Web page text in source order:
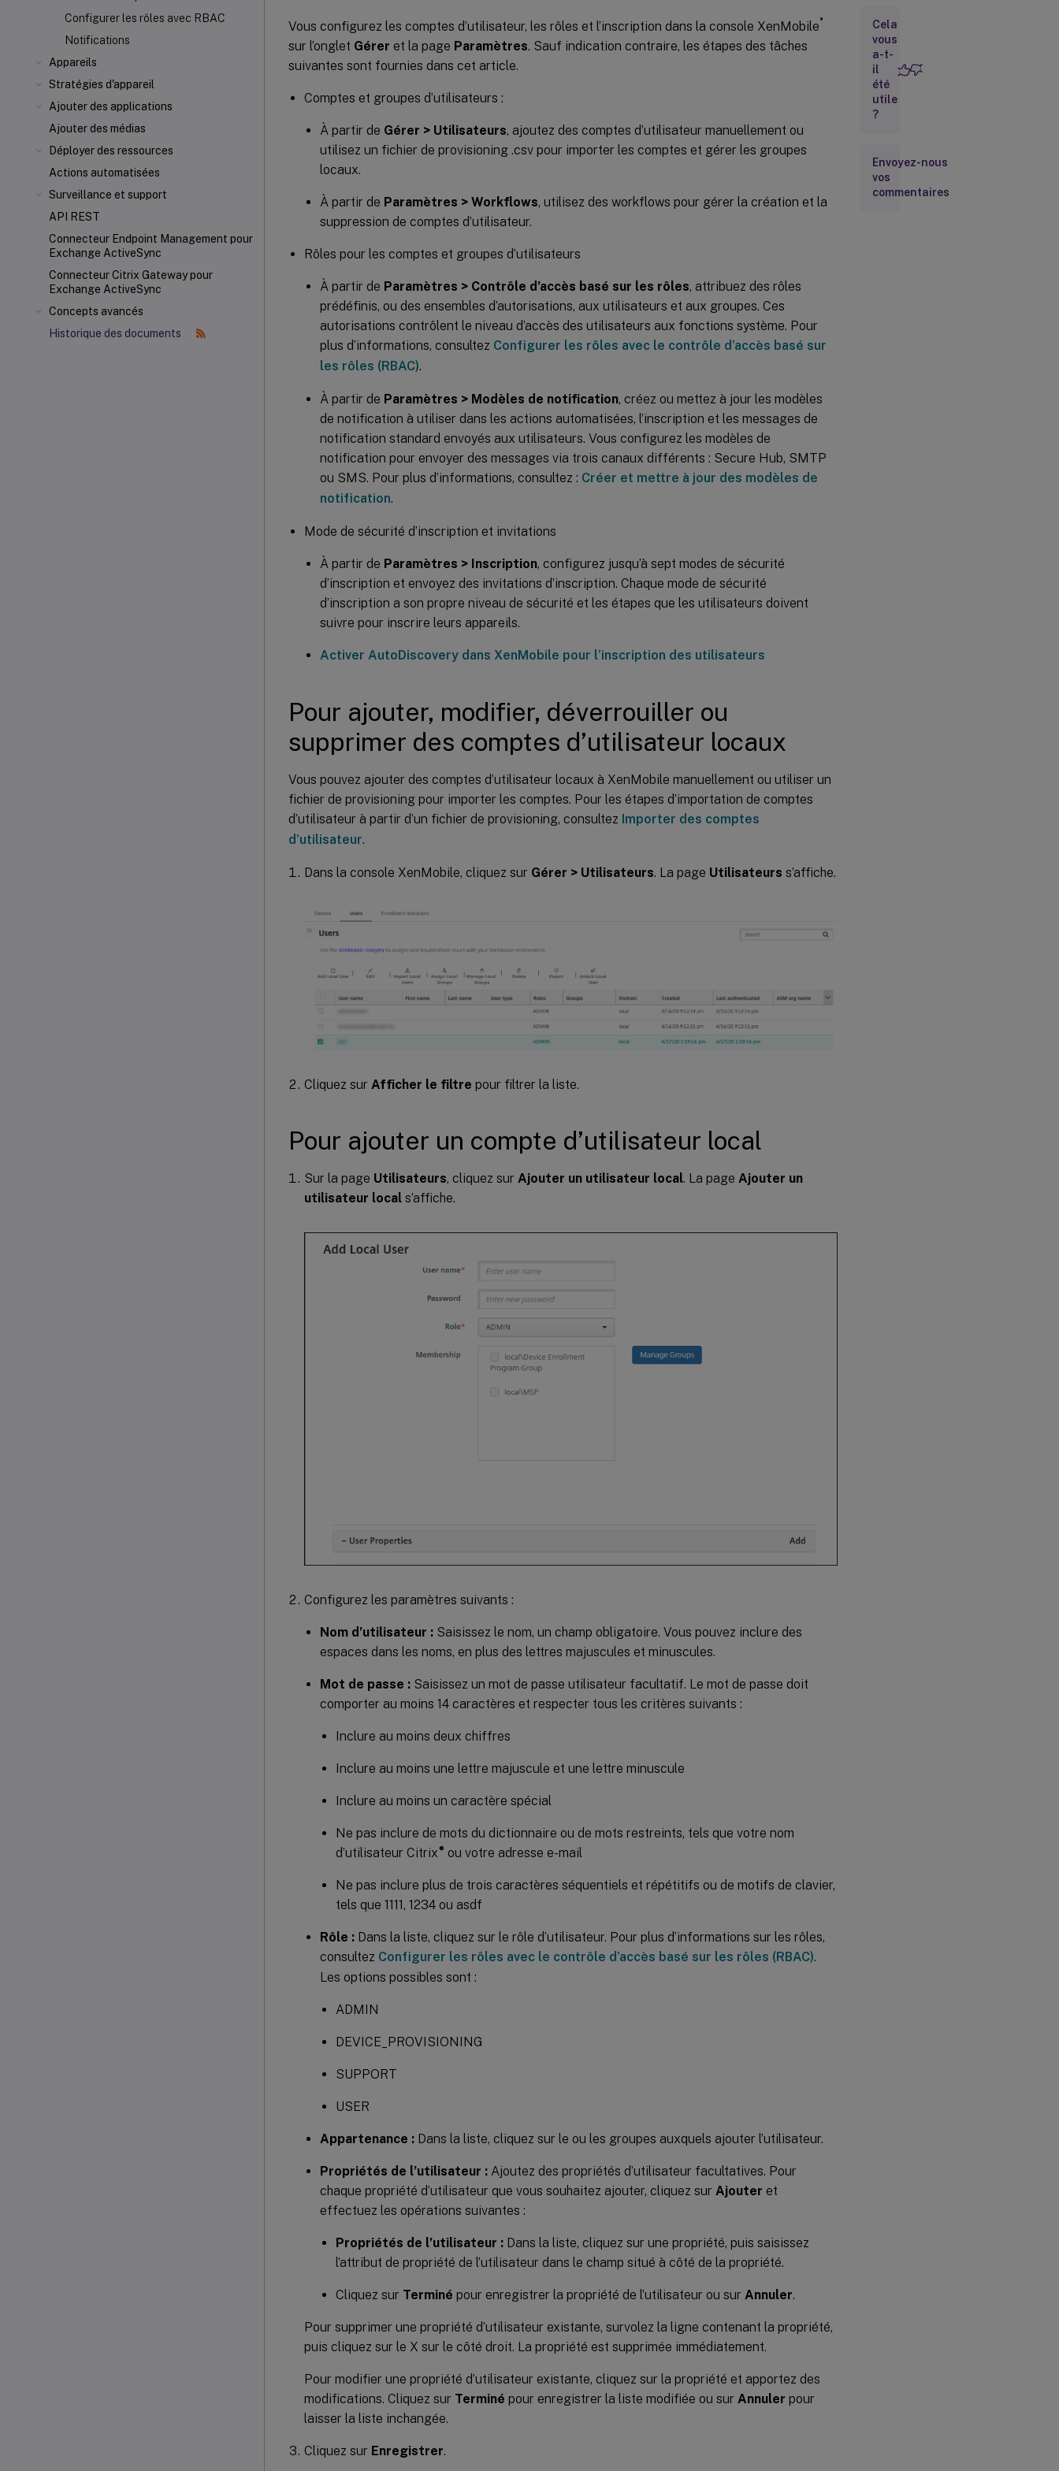
Configurer les rôles avec RBAC
Notifications
Appareils
Stratégies d'appareil
Ajouter des applications
Ajouter des médias
Déployer des ressources
Actions automatisées
Surveillance et support
API REST
Connecteur Endpoint Management pour
Exchange ActiveSync
Connecteur Citrix Gatewaypour
Exchange ActiveSync
Concepts avancés
Historique des documents
Vous configurez les comptes d’utilisateur, les rôles et l’inscription dans la console XenMobile ®
sur l’onglet Gérer et la page Paramètres. Sauf indication contraire, les étapes des tâches
suivantes sont fournies dans cet article.
Comptes et groupes d’utilisateurs :
À partir de Gérer > Utilisateurs, ajoutez des comptes d’utilisateur manuellement ou
utilisez un fichier de provisioning .csv pour importer les comptes et gérer les groupes
locaux.
À partir de Paramètres > Workflows, utilisez des workflows pour gérer la création et la
suppression de comptes d’utilisateur.
Rôles pour les comptes et groupes d’utilisateurs
À partir de Paramètres > Contrôle d’accès basé sur les rôles, attribuez des rôles
prédéfinis, ou des ensembles d’autorisations, aux utilisateurs et aux groupes. Ces
autorisations contrôlent le niveau d’accès des utilisateurs aux fonctions système. Pour
plus d’informations, consultez Configurer les rôles avec le contrôle d’accès basé sur
les rôles (RBAC).
À partir de Paramètres > Modèles de notification, créez ou mettez à jour les modèles
de notification à utiliser dans les actions automatisées, l’inscription et les messages de
notification standard envoyés aux utilisateurs. Vous configurez les modèles de
notification pour envoyer des messages via trois canaux différents : Secure Hub, SMTP
ou SMS. Pour plus d’informations, consultez : Créer et mettre à jour des modèles de
notification.
Mode de sécurité d’inscription et invitations
À partir de Paramètres > Inscription, configurez jusqu’à sept modes de sécurité
d’inscription et envoyez des invitations d’inscription. Chaque mode de sécurité
d’inscription a son propre niveau de sécurité et les étapes que les utilisateurs doivent
suivre pour inscrire leurs appareils.
Activer AutoDiscovery dans XenMobile pour l’inscription des utilisateurs
Pour ajouter, modifier, déverrouiller ou
supprimer des comptes d’utilisateur locaux
Vous pouvez ajouter des comptes d’utilisateur locaux à XenMobile manuellement ou utiliser un
fichier de provisioning pour importer les comptes. Pour les étapes d’importation de comptes
d’utilisateur à partir d’un fichier de provisioning, consultez Importer des comptes
d’utilisateur.
Dans la console XenMobile, cliquez sur Gérer > Utilisateurs. La page Utilisateurs s’affiche.
Cliquez sur Afficher le filtre pour filtrer la liste.
Pour ajouter un compte d’utilisateur local
Sur la page Utilisateurs, cliquez sur Ajouter un utilisateur local. La page Ajouter un
utilisateur local s’affiche.
Configurez les paramètres suivants :
Nom d’utilisateur : Saisissez le nom, un champ obligatoire. Vous pouvez inclure des
espaces dans les noms, en plus des lettres majuscules et minuscules.
Mot de passe : Saisissez un mot de passe utilisateur facultatif. Le mot de passe doit
comporter au moins 14 caractères et respecter tous les critères suivants :
Inclure au moins deux chiffres
Inclure au moins une lettre majuscule et une lettre minuscule
Inclure au moins un caractère spécial
Ne pas inclure de mots du dictionnaire ou de mots restreints, tels que votre nom
d’utilisateur Citrix® ou votre adresse e-mail
Ne pas inclure plus de trois caractères séquentiels et répétitifs ou de motifs de clavier,
tels que 1111, 1234 ou asdf
Rôle : Dans la liste, cliquez sur le rôle d’utilisateur. Pour plus d’informations sur les rôles,
consultez Configurer les rôles avec le contrôle d’accès basé sur les rôles (RBAC).
Les options possibles sont :
ADMIN
DEVICE_PROVISIONING
SUPPORT
USER
Appartenance : Dans la liste, cliquez sur le ou les groupes auxquels ajouter l’utilisateur.
Propriétés de l’utilisateur : Ajoutez des propriétés d’utilisateur facultatives. Pour
chaque propriété d’utilisateur que vous souhaitez ajouter, cliquez sur Ajouter et
effectuez les opérations suivantes :
Propriétés de l’utilisateur : Dans la liste, cliquez sur une propriété, puis saisissez
l’attribut de propriété de l’utilisateur dans le champ situé à côté de la propriété.
Cliquez sur Terminé pour enregistrer la propriété de l’utilisateur ou sur Annuler.
Pour supprimer une propriété d’utilisateur existante, survolez la ligne contenant la propriété,
puis cliquez sur le X sur le côté droit. La propriété est supprimée immédiatement.
Pour modifier une propriété d’utilisateur existante, cliquez sur la propriété et apportez des
modifications. Cliquez sur Terminé pour enregistrer la liste modifiée ou sur Annuler pour
laisser la liste inchangée.
Cliquez sur Enregistrer.
Pour
ajouter un
compte
d’utilisateur
local
Importer
des
Ajout ou
Cela
vous
a-t-
il
été
utile
?
Envoyez-nous
vos
commentaires